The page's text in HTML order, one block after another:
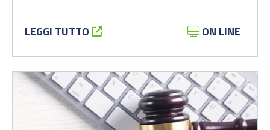
LEGGI TUTTO ON LINE